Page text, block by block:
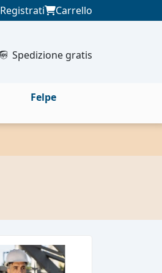
Registrati Carrello
Spedizione gratis
Felpe